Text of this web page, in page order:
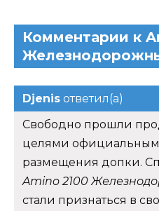
Комментарии к
Djenis ответил(а)
Свободно прошли
целями
размещения допки.
Amino 2100
стали признаться в